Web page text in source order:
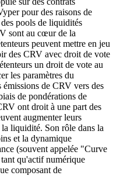
pour des raisons de
pools de liquidités
sont au cœur de la
peuvent mettre en jeu
des CRV avec droit de vote
un droit de vote au
les paramètres du
de CRV vers des
de pondérations de
ont droit à une part des
augmenter leurs
liquidité. Son rôle dans la
et la dynamique
(souvent appelée "Curve
qu'actif numérique
composant de